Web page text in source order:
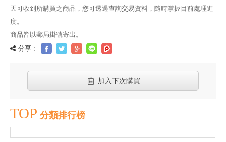
天可收到所購買之商品，您可透過查詢交易資料，隨時掌握目前處理進
度。
商品皆以郵局掛號寄出。
分享 :
加入下次購買
TOP 分類排行榜